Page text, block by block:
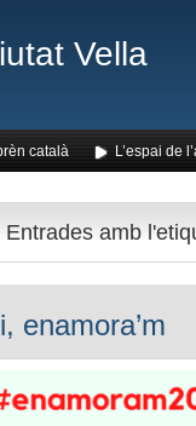
Vella
català L’espai de
Entrades amb
enamora’m